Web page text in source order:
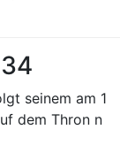
seinem am 1
dem Thron n